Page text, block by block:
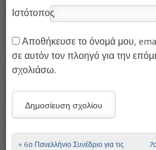
Ιστότοπος
Αποθήκευσε το όνομά μου,
σε αυτόν τον πλοηγό για την
σχολιάσω.
Πλοήγηση άρθρων
« 6ο Πανελλήνιο Συνέδριο για τις